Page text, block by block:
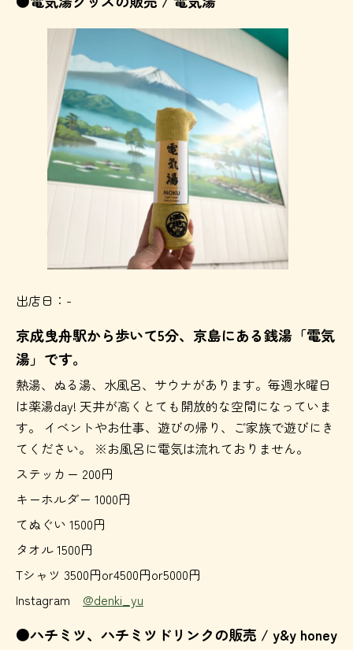
出店日：-
京成曳舟駅から歩いて5分、京島にある銭湯「電気
湯」です。
熱湯、ぬる湯、水風呂、サウナがあります。毎週水曜日
は薬湯day! 天井が高くとても開放的な空間になっていま
す。 イベントやお仕事、遊びの帰り、ご家族で遊びにき
てください。 ※お風呂に電気は流れておりません。
ステッカー 200円
キーホルダー 1000円
てぬぐい 1500円
タオル 1500円
Tシャツ 3500円or4500円or5000円
Instagram @denki_yu
●ハチミツ、ハチミツドリンクの販売 / y&y honey